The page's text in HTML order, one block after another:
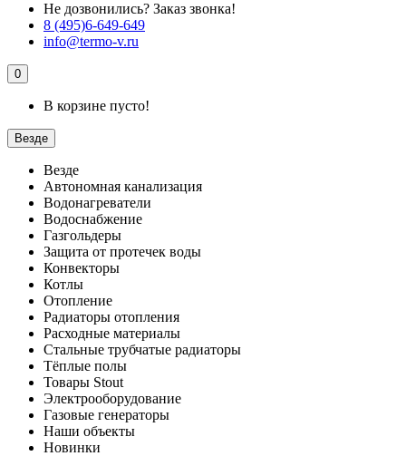
Не дозвонились? Заказ звонка!
8 (495)6-649-649
info@termo-v.ru
0
В корзине пусто!
Везде
Везде
Автономная канализация
Водонагреватели
Водоснабжение
Газгольдеры
Защита от протечек воды
Конвекторы
Котлы
Отопление
Радиаторы отопления
Расходные материалы
Стальные трубчатые радиаторы
Тёплые полы
Товары Stout
Электрооборудование
Газовые генераторы
Наши объекты
Новинки